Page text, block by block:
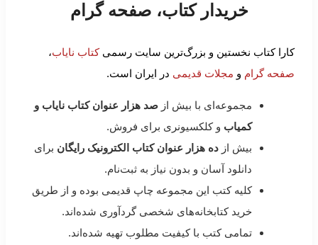
خریدار کتاب، صفحه گرام
کارا کتاب نخستین و بزرگ‌ترین سایت رسمیکتاب نایاب،
صفحه گرام و مجلات قدیمی در ایران است.
مجموعه‌ای با بیش از صد هزار عنوان کتاب نایاب و
کمیاب و کلکسیونری برای فروش.
بیش از ده هزار عنوان کتاب الکترونیک رایگان برای
دانلود آسان و بدون نیاز به ثبت‌نام.
کلیه کتب این مجموعه چاپ قدیمی بوده و از طریق
خرید کتابخانه‌های شخصی گردآوری شده‌اند.
تمامی کتب با کیفیت مطلوب تهیه شده‌اند.